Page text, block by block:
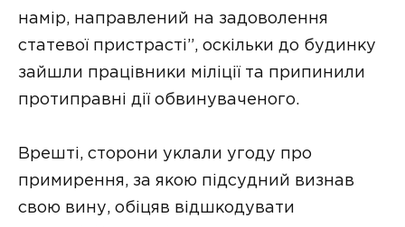
намір, направлений на задоволення
статевої пристрасті”, оскільки до будинку
зайшли працівники міліції та припинили
протиправні дії обвинуваченого.
Врешті, сторони уклали угоду про
примирення, за якою підсудний визнав
свою вину, обіцяв відшкодувати